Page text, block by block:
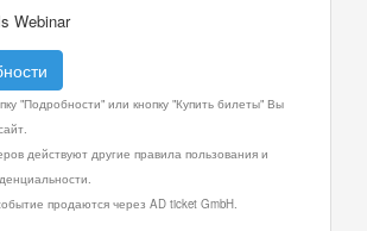
Webinar
"Подробности" или кнопку "Купить билеты" Вы
действуют другие правила пользования и
продаются через AD ticket GmbH.